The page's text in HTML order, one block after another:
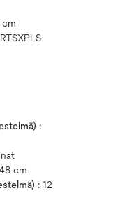
cm
:
cm
:12